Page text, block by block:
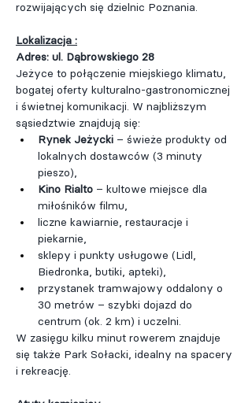
rozwijających się dzielnic Poznania.
Lokalizacja :
Adres: ul. Dąbrowskiego 28
Jeżyce to połączenie miejskiego klimatu,
bogatej oferty kulturalno-gastronomicznej
i świetnej komunikacji. W najbliższym
sąsiedztwie znajdują się:
Rynek Jeżycki – świeże produkty od
lokalnych dostawców (3 minuty
pieszo),
Kino Rialto – kultowe miejsce dla
miłośników filmu,
liczne kawiarnie, restauracje i
piekarnie,
sklepy i punkty usługowe (Lidl,
Biedronka, butiki, apteki),
przystanek tramwajowy oddalony o
30 metrów – szybki dojazd do
centrum (ok. 2 km) i uczelni.
W zasięgu kilku minut rowerem znajduje
się także Park Sołacki, idealny na spacery
i rekreację.